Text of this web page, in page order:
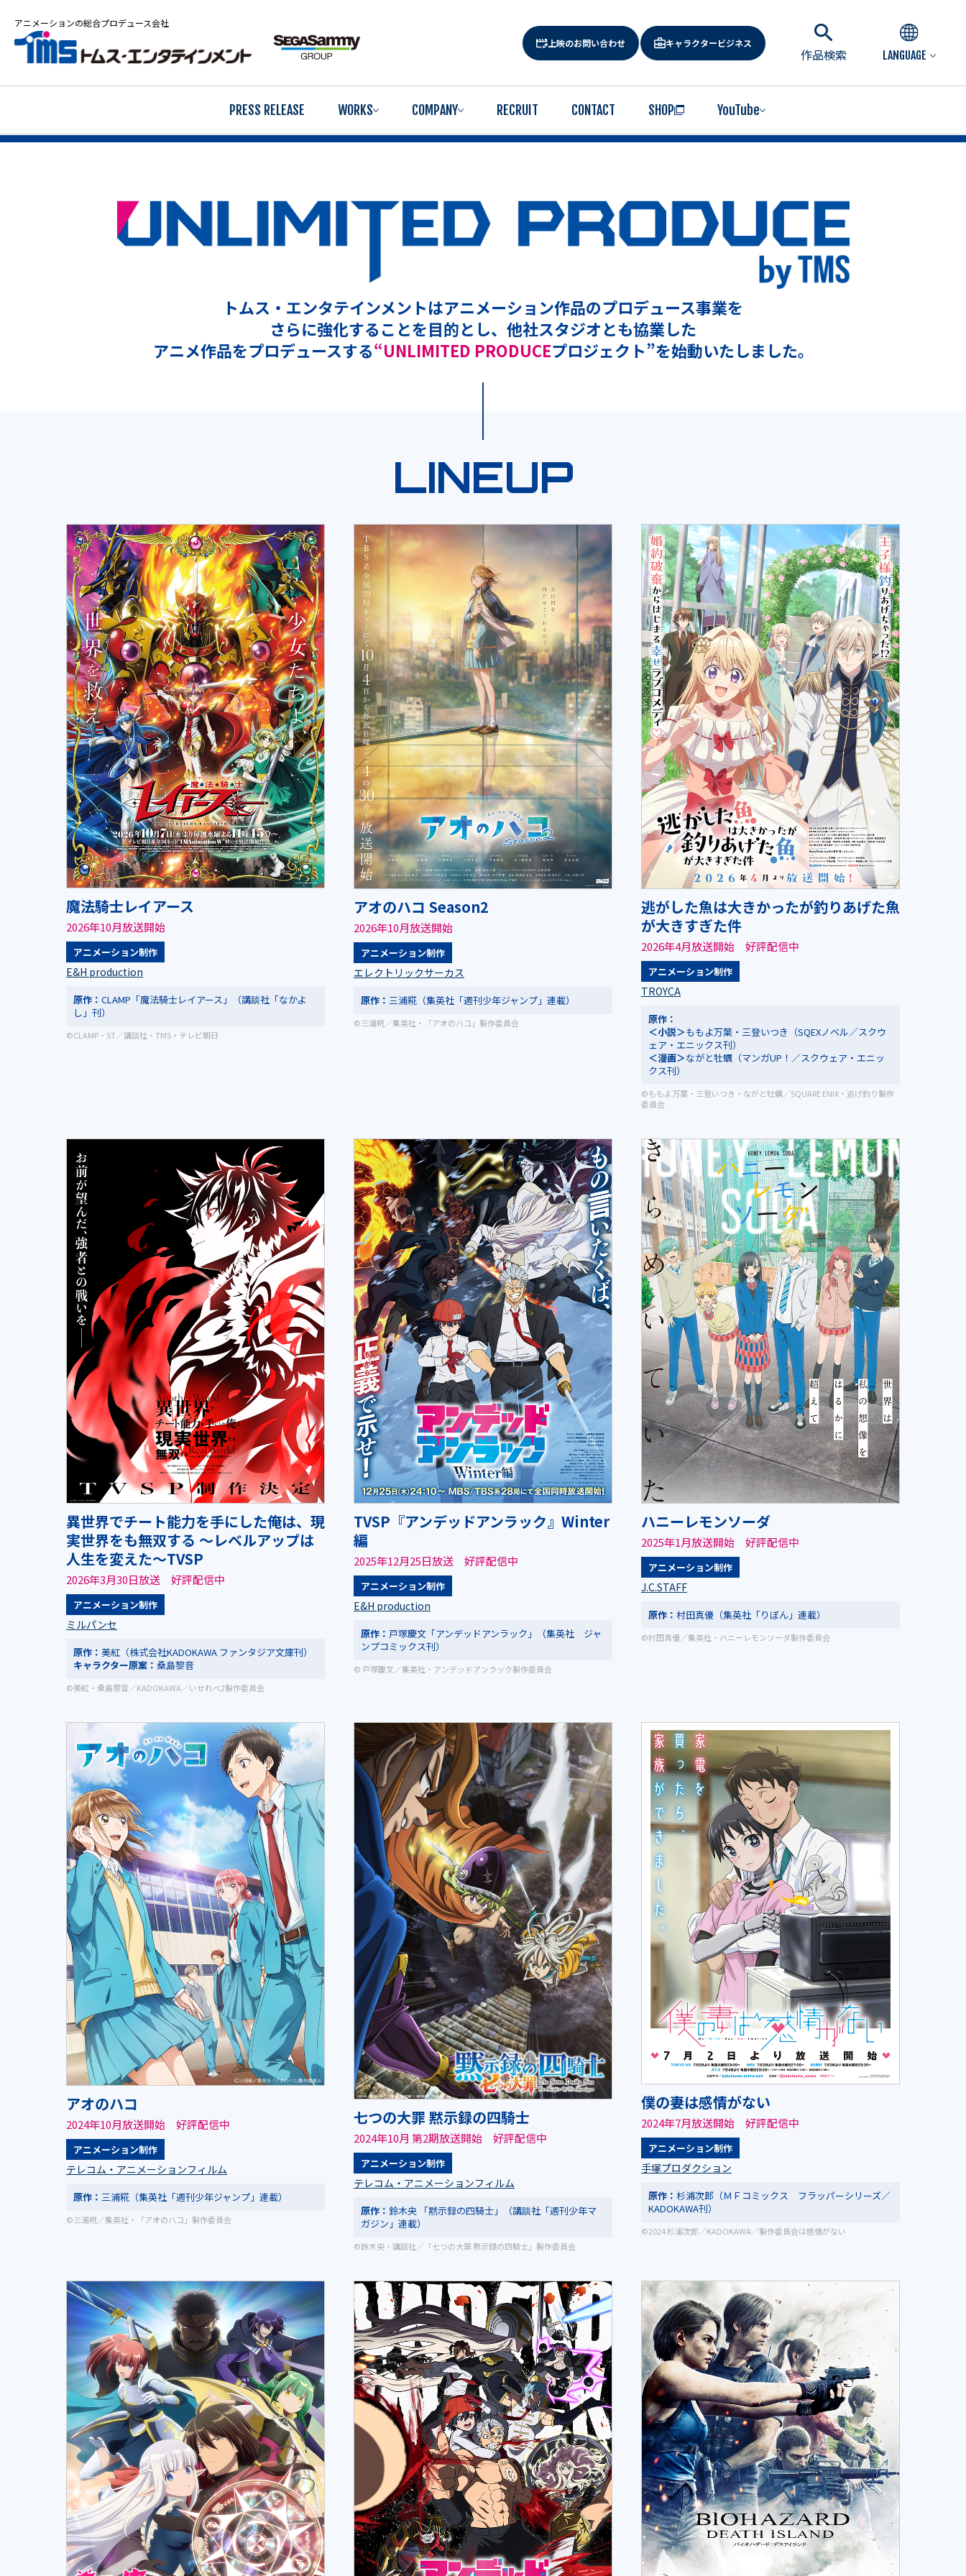
アニメーションの総合プロデュース会社
上映のお問い合わせ
キャラクタービジネス
作品検索 LANGUAGE
PRESS RELEASE WORKS COMPANY RECRUIT CONTACT SHOP YouTube
トムス・エンタテインメントはアニメーション作品のプロデュース事業を
さらに強化することを目的とし、 他社スタジオとも協業した
アニメ作品をプロデュースする“UNLIMITED PRODUCEプロジェクト”を始動いたしました。
LINEUP
魔法騎士レイアース
2026年10月放送開始
アニメーション制作
E&H production
原作： CLAMP「魔法騎士レイアース」（講談社「なかよ
し」刊）
©CLAMP・ST／講談社・TMS・テレビ朝日
アオのハコ Season2
2026年10月放送開始
アニメーション制作
エレクトリックサーカス
原作： 三浦糀（集英社「週刊少年ジャンプ」連載）
©三浦糀／集英社・「アオのハコ」製作委員会
逃がした魚は大きかったが釣りあげた魚
が大きすぎた件
2026年4月放送開始 好評配信中
アニメーション制作
TROYCA
原作：
＜小説＞ももよ万葉・三登いつき（SQEXノベル／スクウ
ェア・エニックス刊）
＜漫画＞ながと牡蠣（マンガUP！／スクウェア・エニッ
クス刊）
©ももよ万葉・三登いつき・ながと牡蠣／SQUARE ENIX・逃げ釣り製作
委員会
異世界でチート能力を手にした俺は、現
実世界をも無双する ～レベルアップは
人生を変えた～TVSP
2026年3月30日放送 好評配信中
アニメーション制作
ミルパンセ
原作： 美紅（株式会社KADOKAWA ファンタジア文庫刊）
キャラクター原案： 桑島黎音
©美紅・桑島黎音／KADOKAWA／いせれべ2製作委員会
TVSP『アンデッドアンラック』Winter
編
2025年12月25日放送 好評配信中
アニメーション制作
E&H production
原作： 戸塚慶文「アンデッドアンラック」（集英社 ジャ
ンプコミックス刊）
© 戸塚慶文／集英社・アンデッドアンラック製作委員会
ハニーレモンソーダ
2025年1月放送開始 好評配信中
アニメーション制作
J.C.STAFF
原作： 村田真優（集英社「りぼん」連載）
©村田真優／集英社・ハニーレモンソーダ製作委員会
アオのハコ
2024年10月放送開始 好評配信中
アニメーション制作
テレコム・アニメーションフィルム
原作： 三浦糀（集英社「週刊少年ジャンプ」連載）
©三浦糀／集英社・「アオのハコ」製作委員会
七つの大罪 黙示録の四騎士
2024年10月 第2期放送開始 好評配信中
アニメーション制作
テレコム・アニメーションフィルム
原作： 鈴木央 「黙示録の四騎士」（講談社「週刊少年マ
ガジン」連載）
©鈴木央・講談社／「七つの大罪 黙示録の四騎士」製作委員会
僕の妻は感情がない
2024年7月放送開始 好評配信中
アニメーション制作
手塚プロダクション
原作： 杉浦次郎（ＭＦコミックス フラッパーシリーズ／
KADOKAWA刊）
©2024 杉浦次郎／KADOKAWA／製作委員会は感情がない